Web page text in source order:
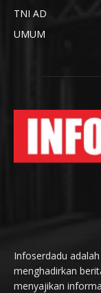
TNI AD
UMUM
Infoserdadu
menghadirkan
menyajikan